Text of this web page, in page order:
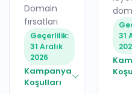
Domain
fırsatları
Geçerlilik:
31 Aralık
2026
Kampanya
Koşulları
31